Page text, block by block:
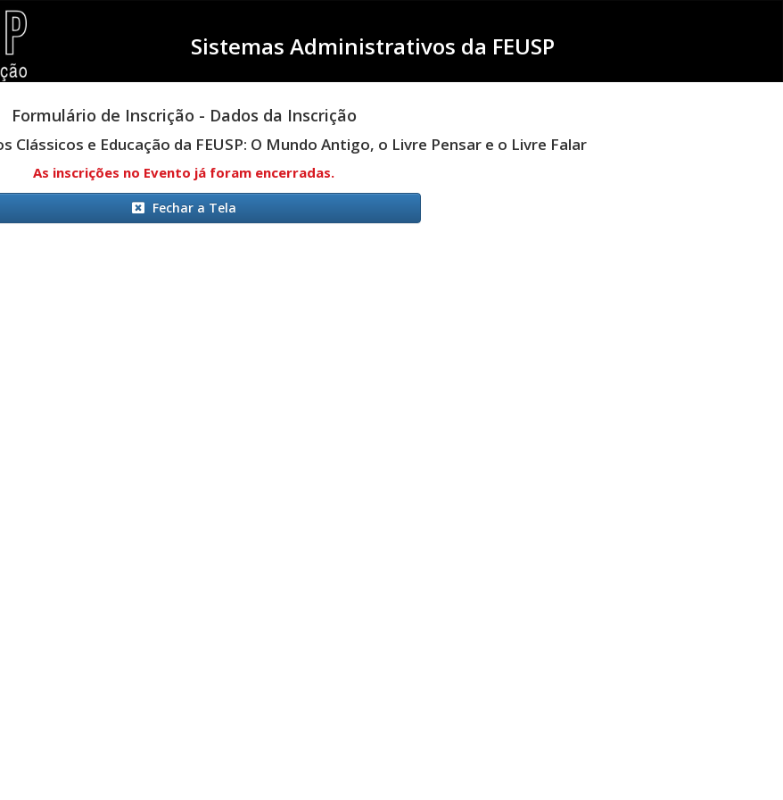
Sistemas Administrativos da FEUSP
Formulário de Inscrição - Dados da Inscrição
Clássicos e Educação da FEUSP: O Mundo Antigo, o Livre Pensar e o Livre Falar
As inscrições no Evento já foram encerradas.
Fechar a Tela